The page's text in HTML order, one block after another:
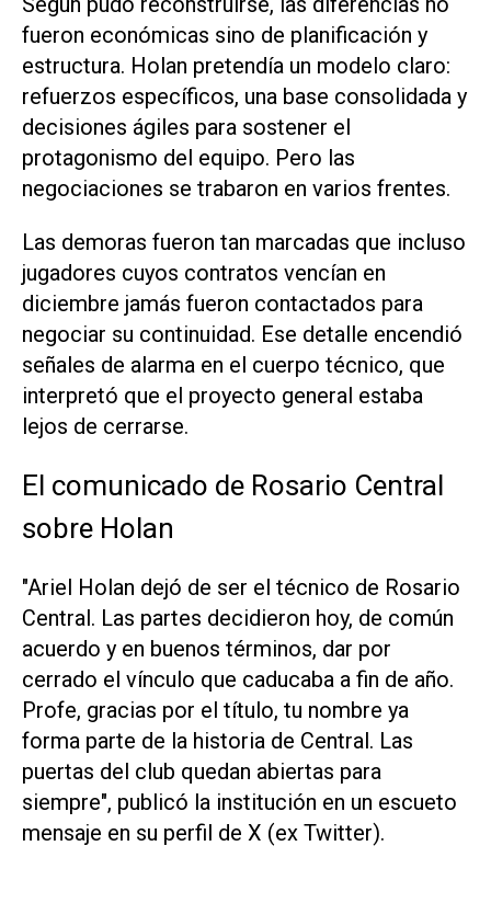
fueron económicas sino de planificación y
estructura. Holan pretendía un modelo claro:
refuerzos específicos, una base consolidada y
decisiones ágiles para sostener el
protagonismo del equipo. Pero las
negociaciones se trabaron en varios frentes.
Las demoras fueron tan marcadas que incluso
jugadores cuyos contratos vencían en
diciembre jamás fueron contactados para
negociar su continuidad. Ese detalle encendió
señales de alarma en el cuerpo técnico, que
interpretó que el proyecto general estaba
lejos de cerrarse.
El comunicado de Rosario Central
sobre Holan
"Ariel Holan dejó de ser el técnico de Rosario
Central. Las partes decidieron hoy, de común
acuerdo y en buenos términos, dar por
cerrado el vínculo que caducaba a fin de año.
Profe, gracias por el título, tu nombre ya
forma parte de la historia de Central. Las
puertas del club quedan abiertas para
siempre", publicó la institución en un escueto
mensaje en su perfil de X (ex Twitter).